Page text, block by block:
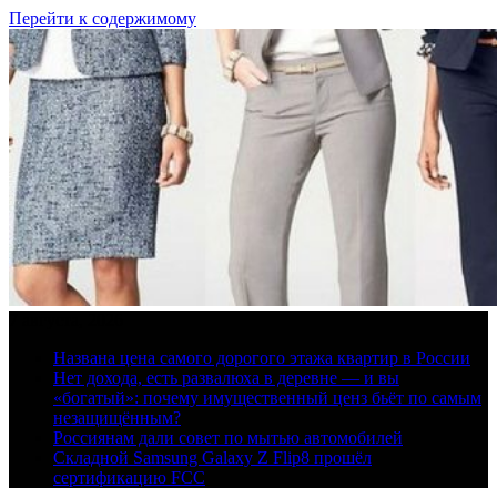
Перейти к содержимому
Названа цена самого дорогого этажа квартир в России
Нет дохода, есть развалюха в деревне — и вы
«богатый»: почему имущественный ценз бьёт по самым
незащищённым?
Россиянам дали совет по мытью автомобилей
Складной Samsung Galaxy Z Flip8 прошёл
сертификацию FCC